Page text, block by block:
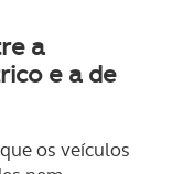
a
e a de
os veículos